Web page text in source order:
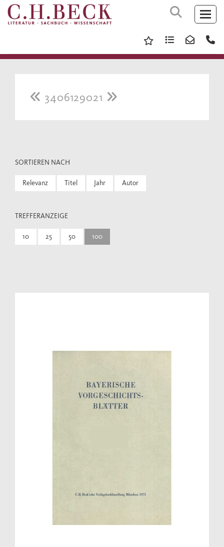
3406129021
SORTIEREN NACH
Relevanz Titel Jahr Autor
TREFFERANZEIGE
10 25 50 100